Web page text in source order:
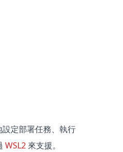
定部署任務、執行
WSL2 來支援。